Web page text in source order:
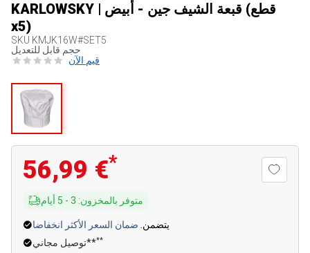
KARLOWSKY | قبعة الشيف جين - أبيض (قطع
x5)
SKU KMJK16W#SET5
حجم قابل للتعديل
قيم الآن
56,99 €*
متوفر بالمخزون:
3
-
5 أيام
يتضمن. ضمان السعر الأكثر انخفاضا
توصيل مجاني****